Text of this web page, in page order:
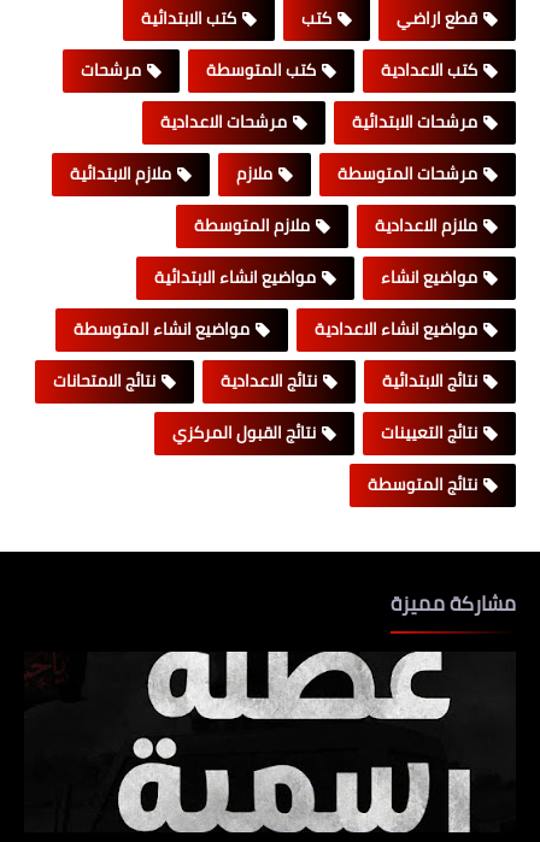
قطع اراضي
كتب
كتب الابتدائية
كتب الاعدادية
كتب المتوسطة
مرشحات
مرشحات الابتدائية
مرشحات الاعدادية
مرشحات المتوسطة
ملازم
ملازم الابتدائية
ملازم الاعدادية
ملازم المتوسطة
مواضيع انشاء
مواضيع انشاء الابتدائية
مواضيع انشاء الاعدادية
مواضيع انشاء المتوسطة
نتائج الابتدائية
نتائج الاعدادية
نتائج الامتحانات
نتائج التعيينات
نتائج القبول المركزي
نتائج المتوسطة
مشاركة مميزة